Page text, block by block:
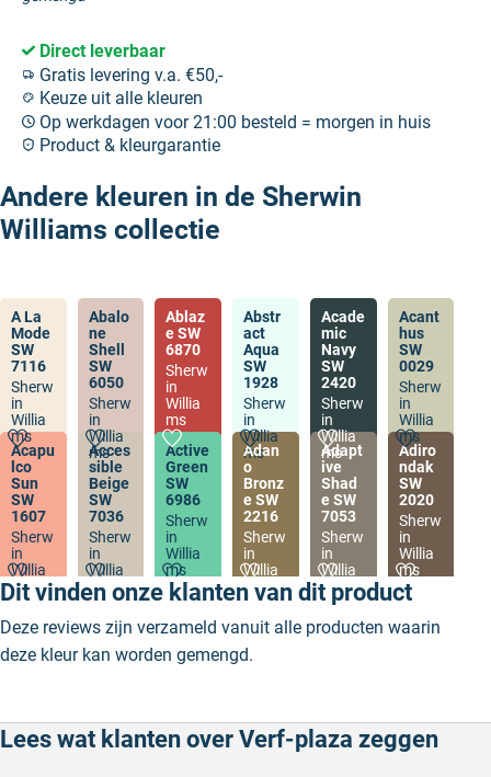
Direct leverbaar
Gratis levering v.a. €50,-
Keuze uit alle kleuren
Op werkdagen voor 21:00 besteld = morgen in huis
Product & kleurgarantie
Andere kleuren in de Sherwin
Williams collectie
A La
Mode
SW
7116
Sherw
in
Willia
ms
Abalo
ne
Shell
SW
6050
Sherw
in
Willia
ms
Ablaz
e SW
6870
Sherw
in
Willia
ms
Abstr
act
Aqua
SW
1928
Sherw
in
Willia
ms
Acade
mic
Navy
SW
2420
Sherw
in
Willia
ms
Acant
hus
SW
0029
Sherw
in
Willia
ms
Acapu
lco
Sun
SW
1607
Sherw
in
Willia
ms
Acces
sible
Beige
SW
7036
Sherw
in
Willia
ms
Active
Green
SW
6986
Sherw
in
Willia
ms
Adan
o
Bronz
e SW
2216
Sherw
in
Willia
ms
Adapt
ive
Shad
e SW
7053
Sherw
in
Willia
ms
Adiro
ndak
SW
2020
Sherw
in
Willia
ms
Dit vinden onze klanten van dit product
Deze reviews zijn verzameld vanuit alle producten waarin
deze kleur kan worden gemengd.
Lees wat klanten over Verf-plaza zeggen